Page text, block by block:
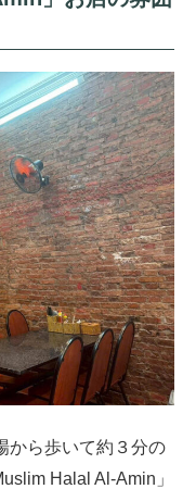
から歩いて約３分の
Halal Al-Amin」